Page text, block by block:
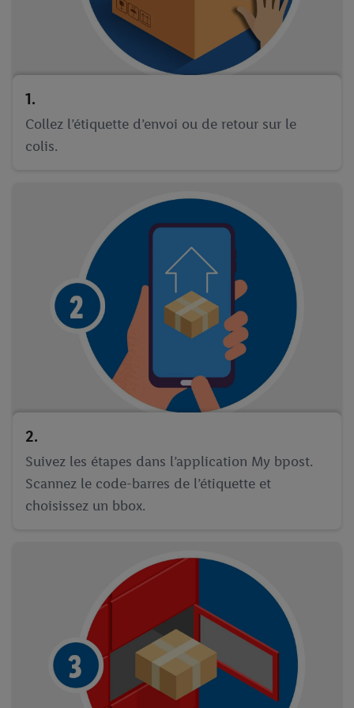
1.
Collez l’étiquette d’envoi ou de retour sur le
colis.
2.
Suivez les étapes dans l’application My bpost.
Scannez le code-barres de l’étiquette et
choisissez un bbox.